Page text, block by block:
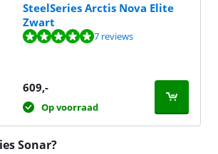
SteelSeries Arctis Nova Elite
Zwart
10, gebaseerd op 7 reviews.
7 reviews
609,-
Op voorraad
Sonar?